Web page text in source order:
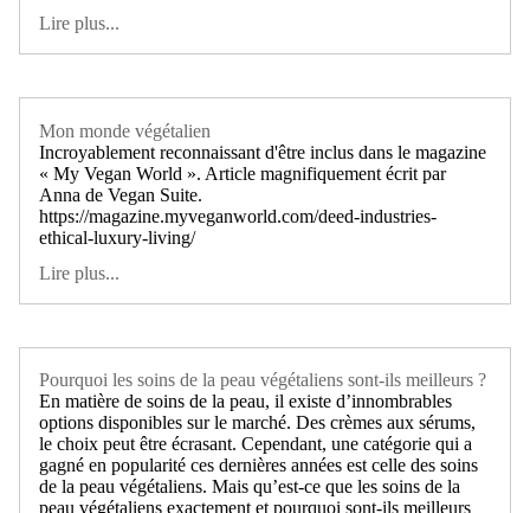
Lire plus...
Mon monde végétalien
Incroyablement reconnaissant d'être inclus dans le magazine
« My Vegan World ». Article magnifiquement écrit par
Anna de Vegan Suite.
https://magazine.myveganworld.com/deed-industries-
ethical-luxury-living/
Lire plus...
Pourquoi les soins de la peau végétaliens sont-ils meilleurs ?
En matière de soins de la peau, il existe d’innombrables
options disponibles sur le marché. Des crèmes aux sérums,
le choix peut être écrasant. Cependant, une catégorie qui a
gagné en popularité ces dernières années est celle des soins
de la peau végétaliens. Mais qu’est-ce que les soins de la
peau végétaliens exactement et pourquoi sont-ils meilleurs